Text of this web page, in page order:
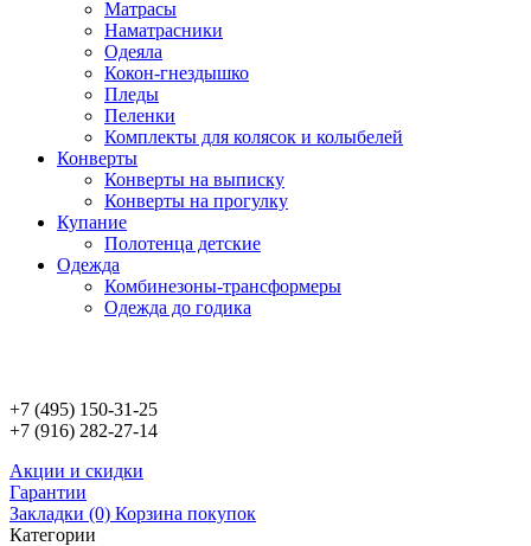
Матрасы
Наматрасники
Одеяла
Кокон-гнездышко
Пледы
Пеленки
Комплекты для колясок и колыбелей
Конверты
Конверты на выписку
Конверты на прогулку
Купание
Полотенца детские
Одежда
Комбинезоны-трансформеры
Одежда до годика
+7 (495) 150-31-25
+7 (916) 282-27-14
Aкции и скидки
Гарантии
Закладки (0) Корзина покупок
Категории